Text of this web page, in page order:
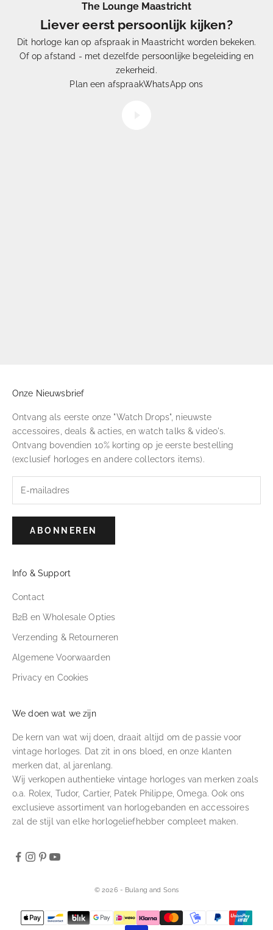
The Lounge Maastricht
Liever eerst persoonlijk kijken?
Dit horloge kan op afspraak in Maastricht worden bekeken.
Of op afstand - met dezelfde persoonlijke begeleiding en
zekerheid.
Plan een afspraakWhatsApp ons
Eénuit Duizenden
selecterenwij onze horloges
Onze Nieuwsbrief
Ontvang als eerste onze "Watch Drops", nieuwste
accessoires, deals & acties, en watch talks & video's.
Ontvang bovendien 10% korting op je eerste bestelling
(exclusief horloges en andere collectors items).
ABONNEREN
Info & Support
Contact
B2B en Wholesale Opties
Verzending & Retourneren
Algemene Voorwaarden
Privacy en Cookies
We doen wat we zijn
De kern van wat wij doen, draait altijd om de passie voor
vintage horloges. Dat zit in ons bloed, en onze klanten
merken dat, al jarenlang.
Wij verkopen authentieke vintage horloges van merken zoals
o.a. Rolex, Tudor, Cartier, Patek Philippe, Omega. Ook ons
exclusieve assortiment van horlogebanden en accessoires
zal de stijl van elke horlogeliefhebber compleet maken.
© 2026 - Bulang and Sons